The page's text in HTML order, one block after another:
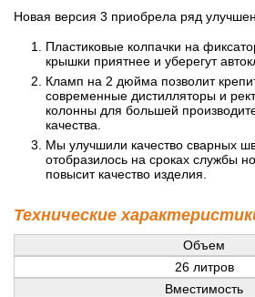
Новая версия 3 приобрела ряд
Пластиковые колпачки на
крышки приятнее и уберегут
Кламп на 2 дюйма позволит
современные дистилляторы и
колонны для большей
качества.
Мы улучшили качество сварных
отобразилось на сроках службы
повысит качество изделия.
Технические
Объем
26 литров
Вместимость